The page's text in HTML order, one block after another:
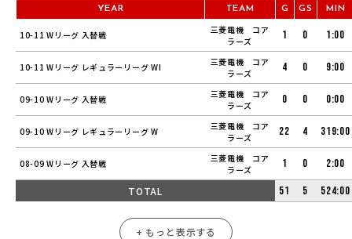
YEAR TEAM G GS MIN
10-11 Wリーグ 入替戦
三菱電機 コア
ラーズ
1 0 1:00
10-11 Wリーグ レギュラーリーグ WI
三菱電機 コア
ラーズ
4 0 9:00
09-10 Wリーグ 入替戦
三菱電機 コア
ラーズ
0 0 0:00
09-10 Wリーグ レギュラーリーグ W
三菱電機 コア
ラーズ
22 4 319:00
08-09 Wリーグ 入替戦
三菱電機 コア
ラーズ
1 0 2:00
TOTAL 51 5 524:00
+ もっと表示する